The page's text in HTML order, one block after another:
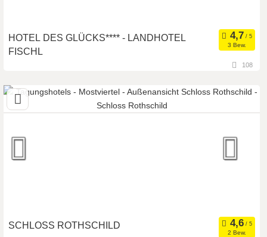
HOTEL DES GLÜCKS**** - LANDHOTEL
FISCHL
3 Bew.
Art der Location: Seminarhotel
Meetingroom
Tagungsstätte
108
SCHLOSS ROTHSCHILD
2 Bew.